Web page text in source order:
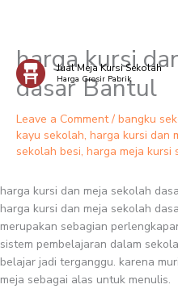
Skip
content
Jual Meja Kursi Sekolah
Harga Grosir Pabrik
harga kursi
dasar Bantul
Leave a Comment / bangku
kayu sekolah, harga kursi dan
sekolah besi, harga meja kursi
harga kursi dan meja sekolah
harga kursi dan meja sekolah
merupakan sebagian
sistem pembelajaran dalam
belajar jadi terganggu. karena
meja sebagai alas untuk menulis.